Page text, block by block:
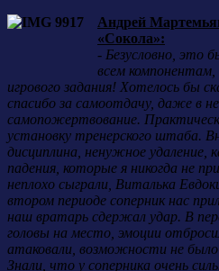
Андрей
«Сокола»:
- Безусловно, это
всем компонентам,
игрового задания! Хотелось бы
спасибо за самоотдачу, даже в
самопожертвование.
установку тренерского штаба.
дисциплина, ненужное удаление,
падения, которые я никогда не
неплохо сыграли, Виталька
втором периоде соперник нас
наш вратарь сдержал удар. В
головы на место, эмоции
атаковали, возможности не было
Знали, что у соперника очень